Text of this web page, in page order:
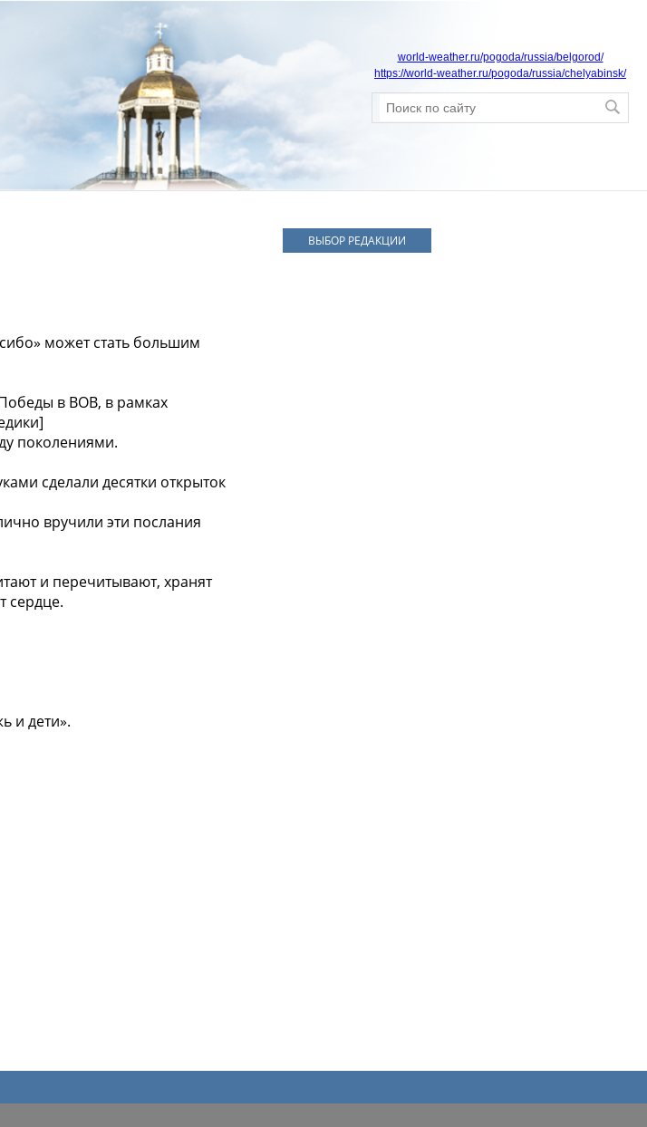
world-weather.ru/pogoda/russia/belgorod/
https://world-weather.ru/pogoda/russia/chelyabinsk/
может стать большим
в ВОВ, в рамках
поколениями.
сделали десятки открыток
вручили эти послания
и перечитывают, хранят
сердце.
и дети».
ВЫБОР РЕДАКЦИИ